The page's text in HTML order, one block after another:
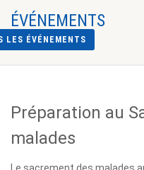
ÉVÉNEMENTS
LES ÉVÉNEMENTS
Préparation au
malades